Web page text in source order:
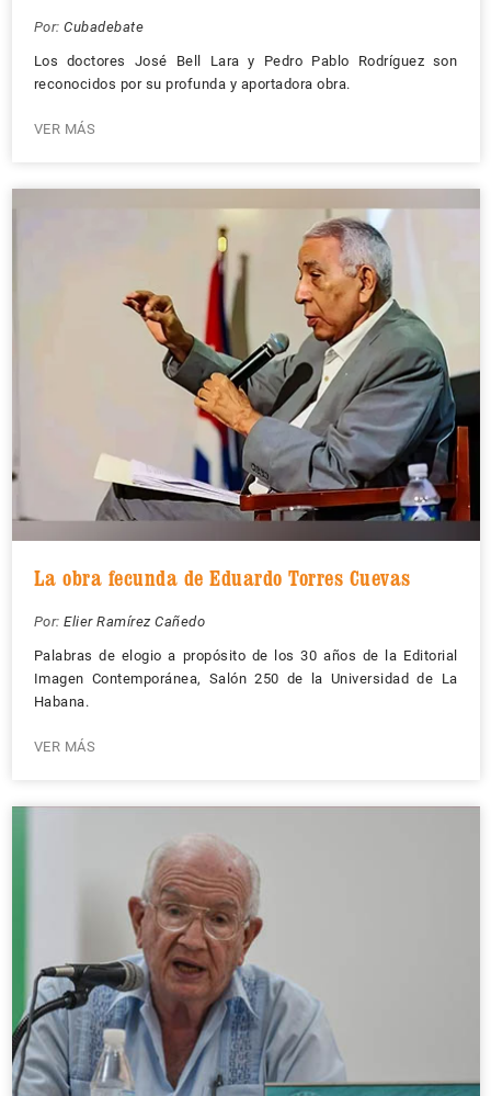
Por: Cubadebate
Los doctores José Bell Lara y Pedro Pablo Rodríguez son
reconocidos por su profunda y aportadora obra.
VER MÁS
La obra fecunda de Eduardo Torres Cuevas
Por: Elier Ramírez Cañedo
Palabras de elogio a propósito de los 30 años de la Editorial
Imagen Contemporánea, Salón 250 de la Universidad de La
Habana.
VER MÁS